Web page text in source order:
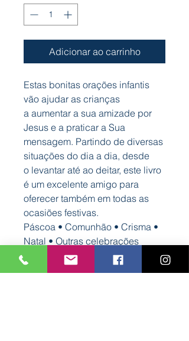
Adicionar ao carrinho
Estas bonitas orações infantis
vão ajudar as crianças
a aumentar a sua amizade por
Jesus e a praticar a Sua
mensagem. Partindo de diversas
situações do dia a dia, desde
o levantar até ao deitar, este livro
é um excelente amigo para
oferecer também em todas as
ocasiões festivas.
Páscoa • Comunhão • Crisma •
Natal • Outras celebrações